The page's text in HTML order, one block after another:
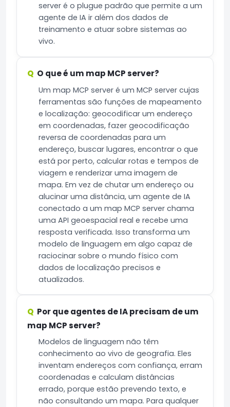
server é o plugue padrão que permite a um
agente de IA ir além dos dados de
treinamento e atuar sobre sistemas ao
vivo.
O que é um map MCP server?
Um map MCP server é um MCP server cujas
ferramentas são funções de mapeamento
e localização: geocodificar um endereço
em coordenadas, fazer geocodificação
reversa de coordenadas para um
endereço, buscar lugares, encontrar o que
está por perto, calcular rotas e tempos de
viagem e renderizar uma imagem de
mapa. Em vez de chutar um endereço ou
alucinar uma distância, um agente de IA
conectado a um map MCP server chama
uma API geoespacial real e recebe uma
resposta verificada. Isso transforma um
modelo de linguagem em algo capaz de
raciocinar sobre o mundo físico com
dados de localização precisos e
atualizados.
Por que agentes de IA precisam de um
map MCP server?
Modelos de linguagem não têm
conhecimento ao vivo de geografia. Eles
inventam endereços com confiança, erram
coordenadas e calculam distâncias
errado, porque estão prevendo texto, e
não consultando um mapa. Para qualquer